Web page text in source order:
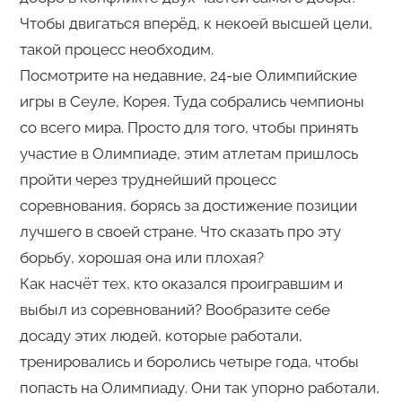
Чтобы двигаться вперёд, к некоей высшей цели,
такой процесс необходим.
Посмотрите на недавние, 24-ые Олимпийские
игры в Сеуле, Корея. Туда собрались чемпионы
со всего мира. Просто для того, чтобы принять
участие в Олимпиаде, этим атлетам пришлось
пройти через труднейший процесс
соревнования, борясь за достижение позиции
лучшего в своей стране. Что сказать про эту
борьбу, хорошая она или плохая?
Как насчёт тех, кто оказался проигравшим и
выбыл из соревнований? Вообразите себе
досаду этих людей, которые работали,
тренировались и боролись четыре года, чтобы
попасть на Олимпиаду. Они так упорно работали,